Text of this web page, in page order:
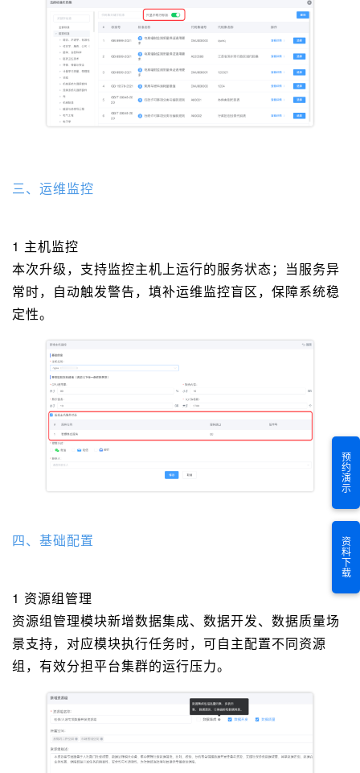
三、运维监控
1 主机监控
本次升级，支持监控主机上运行的服务状态；当服务异
常时，自动触发警告，填补运维监控盲区，保障系统稳
定性。
四、基础配置
1 资源组管理
资源组管理模块新增数据集成、数据开发、数据质量场
景支持，对应模块执行任务时，可自主配置不同资源
组，有效分担平台集群的运行压力。
预约演示
资料下载